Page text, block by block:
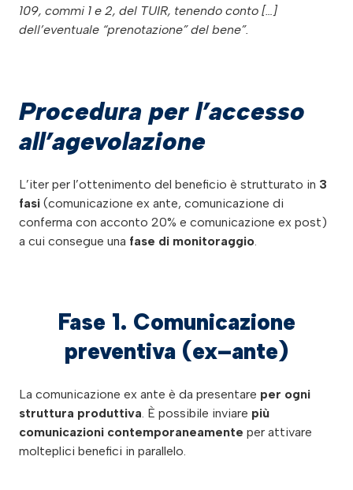
109, commi 1 e 2, del TUIR, tenendo conto […]
dell’eventuale “prenotazione” del bene”.
Procedura per l’accesso
all’agevolazione
L’iter per l’ottenimento del beneficio è strutturato in 3
fasi (comunicazione ex ante, comunicazione di
conferma con acconto 20% e comunicazione ex post)
a cui consegue una fase di monitoraggio.
Fase 1. Comunicazione
preventiva (ex–ante)
La comunicazione ex ante è da presentare per ogni
struttura produttiva. È possibile inviare più
comunicazioni contemporaneamente per attivare
molteplici benefici in parallelo.